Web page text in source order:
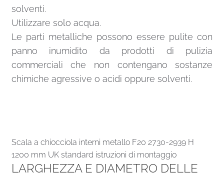
solventi.
Utilizzare solo acqua.
Le parti metalliche possono essere pulite con
panno inumidito da prodotti di pulizia
commerciali che non contengano sostanze
chimiche agressive o acidi oppure solventi.
Scala a chiocciola interni metallo F20 2730-2939 H
1200 mm UK standard istruzioni di montaggio
LARGHEZZA E DIAMETRO DELLE